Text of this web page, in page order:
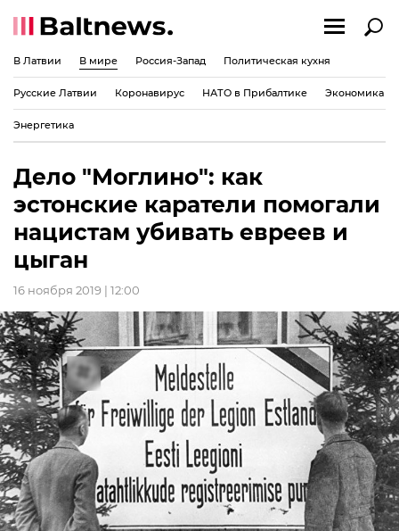
В Латвии В мире Россия-Запад Политическая кухня
Русские Латвии Коронавирус НАТО в Прибалтике Экономика
Энергетика
Дело "Моглино": как
эстонские каратели помогали
нацистам убивать евреев и
цыган
16 ноября 2019 | 12:00